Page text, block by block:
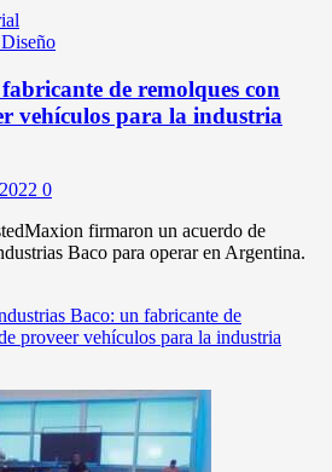
de remolques con
vehículos para la industria
0
firmaron un acuerdo de
Baco para operar en Argentina.
Baco: un fabricante de
proveer vehículos para la industria